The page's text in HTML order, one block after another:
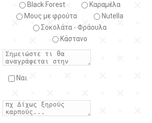
Black Forest
Kαραμέλα
Μους με φρούτα
Nutella
Σοκολάτα - Φράουλα
Κάστανο
Ναι